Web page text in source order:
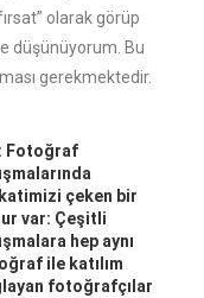
olarak görüp
düşünüyorum. Bu
gerekmektedir.
Fotoğraf
çeken bir
var: Çeşitli
hep aynı
ile katılım
fotoğrafçılar